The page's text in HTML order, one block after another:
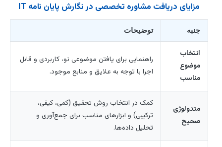
مزایای دریافت مشاوره تخصصی در نگارش پایان نامه IT
توضیحات
انتخاب
موضوع
مناسب
راهنمایی برای یافتن موضوعی نو، کاربردی و قابل
اجرا با توجه به علایق و منابع موجود.
متدولوژی
صحیح
کمک در انتخاب روش تحقیق (کمی، کیفی،
ترکیبی) و ابزارهای مناسب برای جمع‌آوری و
تحلیل داده‌ها.